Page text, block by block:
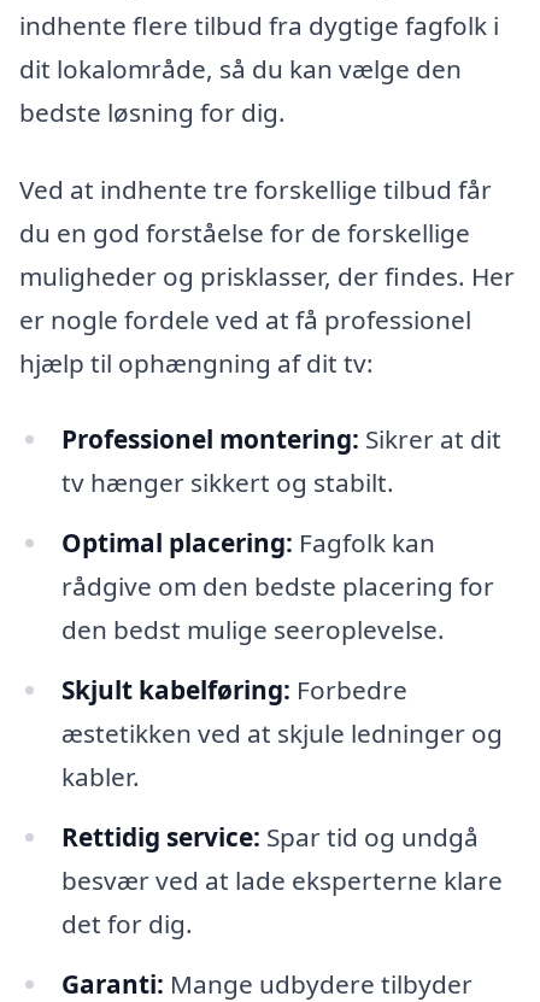
indhente flere tilbud fra dygtige fagfolk i
dit lokalområde, så du kan vælge den
bedste løsning for dig.
Ved at indhente tre forskellige tilbud får
du en god forståelse for de forskellige
muligheder og prisklasser, der findes. Her
er nogle fordele ved at få professionel
hjælp til ophængning af dit tv:
Professionel montering: Sikrer at dit
tv hænger sikkert og stabilt.
Optimal placering: Fagfolk kan
rådgive om den bedste placering for
den bedst mulige seeroplevelse.
Skjult kabelføring: Forbedre
æstetikken ved at skjule ledninger og
kabler.
Rettidig service: Spar tid og undgå
besvær ved at lade eksperterne klare
det for dig.
Garanti: Mange udbydere tilbyder